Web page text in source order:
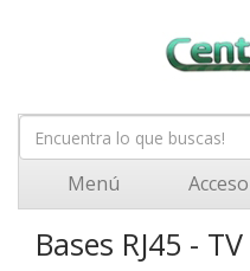
Menú Acceso
Bases RJ45 - TV